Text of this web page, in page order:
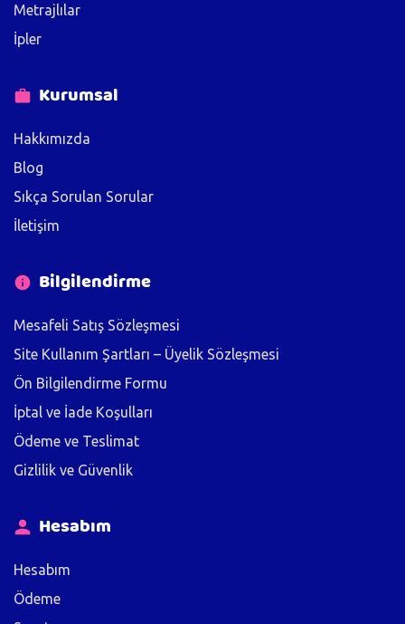
Metrajlılar
İpler
Kurumsal
Hakkımızda
Blog
Sıkça Sorulan Sorular
İletişim
Bilgilendirme
Mesafeli Satış Sözleşmesi
Site Kullanım Şartları – Üyelik Sözleşmesi
Ön Bilgilendirme Formu
İptal ve İade Koşulları
Ödeme ve Teslimat
Gizlilik ve Güvenlik
Hesabım
Hesabım
Ödeme